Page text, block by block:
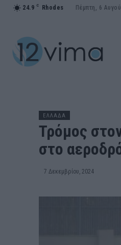
24.9 C Rhodes Πέμπτη, 6
ΕΛΛΑΔΑ
Τρόμος
στο
7 Δεκεμβρίου, 2024